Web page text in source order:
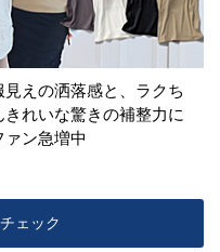
ブルー
見えの洒落感と、ラクち
きれいな驚きの補整力に
ァン急増中
ェック